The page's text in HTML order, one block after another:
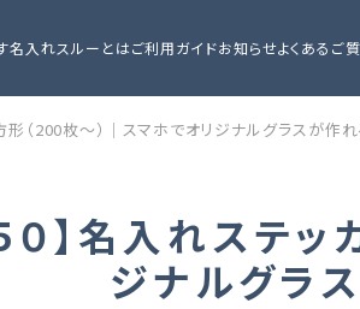
名入れスルーとはご利用ガイドお知らせよくあるご
（200枚～）｜スマホでオリジナルグラスが作れ
０】名入れステ
ジナルグラ